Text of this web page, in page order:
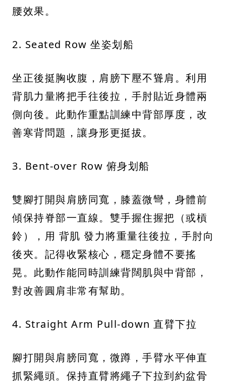
腰效果。
2. Seated Row 坐姿划船
坐正後挺胸收腹，肩膀下壓不聳肩。利用
背肌力量將把手往後拉，手肘貼近身體兩
側向後。此動作重點訓練中背部厚度，改
善寒背問題，讓身形更挺拔。
3. Bent-over Row 俯身划船
雙腳打開與肩膀同寬，膝蓋微彎，身體前
傾保持脊部一直線。雙手握住握把（或槓
鈴），用 背肌 發力將重量往後拉，手肘向
後夾。記得收緊核心，穩定身體不要搖
晃。此動作能同時訓練背闊肌與中背部，
對改善圓肩非常有幫助。
4. Straight Arm Pull-down 直臂下拉
腳打開與肩膀同寬，微蹲，手臂水平伸直
抓緊繩頭。保持直臂將繩子下拉到約盆骨